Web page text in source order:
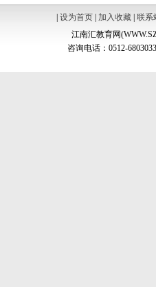
设为首页| 加入收藏| 联系
江南汇教育网
咨询电话：0512-